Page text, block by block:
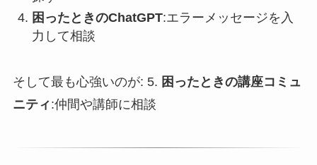
困ったときのChatGPT:エラーメッセージを入
力して相談
そして最も心強いのが: 5. 困ったときの講座コミュ
ニティ:仲間や講師に相談